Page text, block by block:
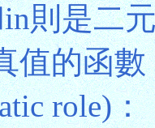
則是二
值的函
role)